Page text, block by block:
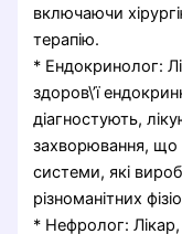
включаючи
терапію.
* Ендокринолог:
здоров\’ї
діагностують,
захворювання, що
системи, які
різноманітних
* Нефролог: Лікар,